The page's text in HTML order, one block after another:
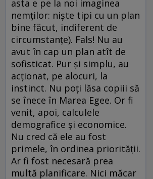
asta e pe la noi imaginea
nemților: niște tipi cu un plan
bine făcut, indiferent de
circumstanțe). Fals! Nu au
avut în cap un plan atît de
sofisticat. Pur și simplu, au
acționat, pe alocuri, la
instinct. Nu poți lăsa copiii să
se înece în Marea Egee. Or fi
venit, apoi, calculele
demografice și economice.
Nu cred că ele au fost
primele, în ordinea priorității.
Ar fi fost necesară prea
multă planificare. Nici măcar